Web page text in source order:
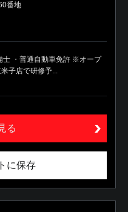
番地
士 ・普通自動車免許 ※オープ
子店で研修予...
る
に保存